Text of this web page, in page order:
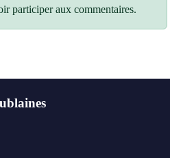
participer aux commentaires.